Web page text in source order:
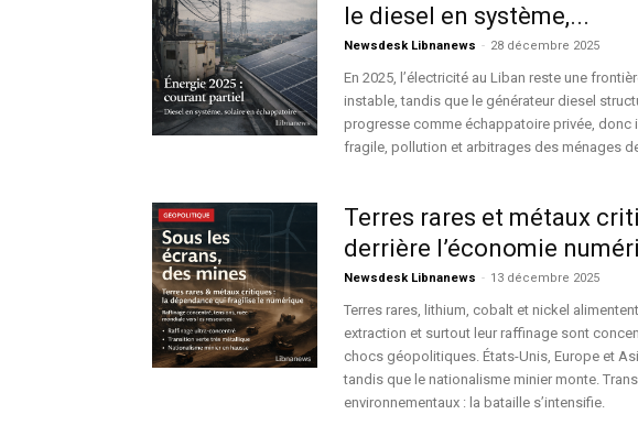
le diesel en système,...
Newsdesk Libnanews - 28 décembre 2025
En 2025, l’électricité au Liban reste une
instable, tandis que le générateur diesel
progresse comme échappatoire privée, donc
fragile, pollution et arbitrages des ménages
Terres rares et métaux
derrière l’économie
Newsdesk Libnanews - 13 décembre 2025
Terres rares, lithium, cobalt et nickel
extraction et surtout leur raffinage sont
chocs géopolitiques. États-Unis, Europe et
tandis que le nationalisme minier monte.
environnementaux : la bataille s’intensifie.